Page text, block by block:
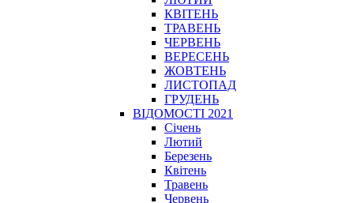
КВІТЕНЬ
ТРАВЕНЬ
ЧЕРВЕНЬ
ВЕРЕСЕНЬ
ЖОВТЕНЬ
ЛИСТОПАД
ГРУДЕНЬ
ВІДОМОСТІ 2021
Січень
Лютий
Березень
Квітень
Травень
Червень